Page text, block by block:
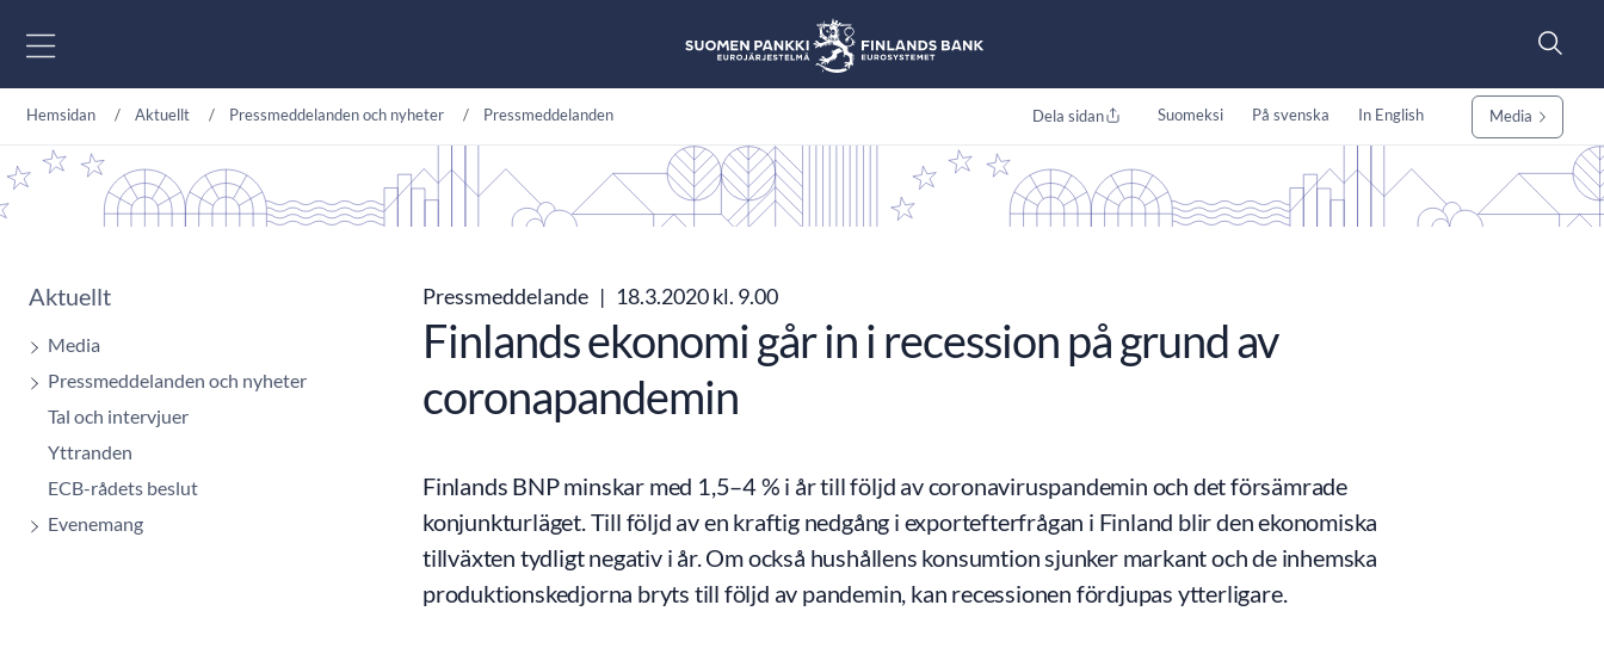
Hemsidan Aktuellt Pressmeddelanden och nyheter Pressmeddelanden Dela sidan Suomeksi På svenska In English Media
Aktuellt
Media
Pressmeddelanden och nyheter
Tal och intervjuer
Yttranden
ECB-rådets beslut
Evenemang
Pressmeddelande | 18.3.2020 kl. 9.00
Finlands ekonomi går in i recession på grund av
coronapandemin
Finlands BNP minskar med 1,5–4 % i år till följd av coronaviruspandemin och det försämrade
konjunkturläget. Till följd av en kraftig nedgång i exportefterfrågan i Finland blir den ekonomiska
tillväxten tydligt negativ i år. Om också hushållens konsumtion sjunker markant och de inhemska
produktionskedjorna bryts till följd av pandemin, kan recessionen fördjupas ytterligare.